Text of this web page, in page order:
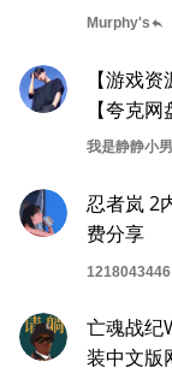
Murphy'sreply
【游戏
【夸克网
我是静静小
忍者岚 2
费分享
1218043446
亡魂战纪
装中文版